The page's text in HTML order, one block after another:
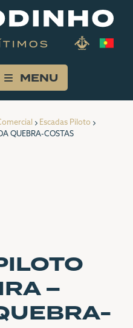
MENU
Escadas Piloto
QUEBRA-COSTAS
–